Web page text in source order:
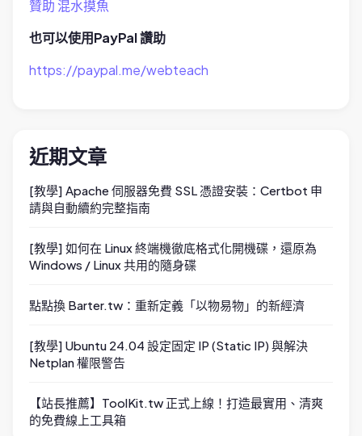
贊助 混水摸魚
也可以使用PayPal 讚助
https://paypal.me/webteach
近期文章
[教學] Apache 伺服器免費 SSL 憑證安裝：Certbot 申
請與自動續約完整指南
[教學] 如何在 Linux 終端機徹底格式化開機碟，還原為
Windows / Linux 共用的隨身碟
點點換 Barter.tw：重新定義「以物易物」的新經濟
[教學] Ubuntu 24.04 設定固定 IP (Static IP) 與解決
Netplan 權限警告
【站長推薦】ToolKit.tw 正式上線！打造最實用、清爽
的免費線上工具箱